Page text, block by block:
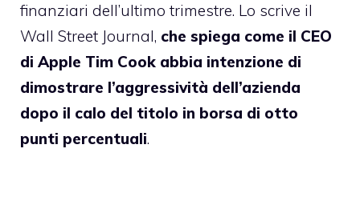
finanziari dell’ultimo trimestre. Lo scrive il
Wall Street Journal, che spiega come il CEO
di Apple Tim Cook abbia intenzione di
dimostrare l’aggressività dell’azienda
dopo il calo del titolo in borsa di otto
punti percentuali.